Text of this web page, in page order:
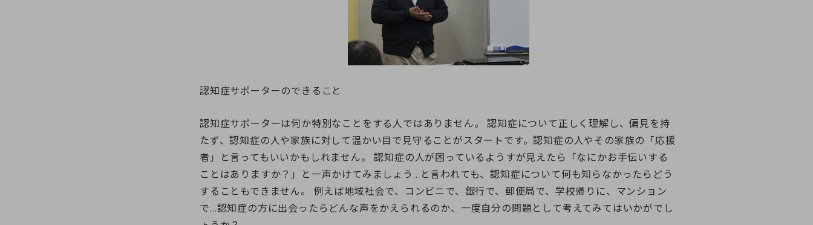
認知症サポーターのできること
認知症サポーターは何か特別なことをする人ではありません。 認知症について正しく理解し、偏見を持
たず、認知症の人や家族に対して温かい目で見守ることがスタートです。認知症の人やその家族の「応援
者」と言ってもいいかもしれません。 認知症の人が困っているようすが見えたら「なにかお手伝いする
ことはありますか？」と一声かけてみましょう…と言われても、認知症について何も知らなかったらどう
することもできません。 例えば地域社会で、コンビニで、銀行で、郵便局で、学校帰りに、マンション
で…認知症の方に出会ったらどんな声をかえられるのか、一度自分の問題として考えてみてはいかがでし